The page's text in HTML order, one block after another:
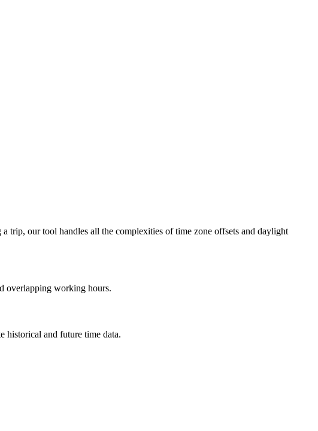
trip, our tool handles all the complexities of time zone offsets and daylight
overlapping working hours.
and future time data.